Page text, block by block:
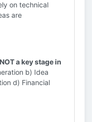
on technical
are
a key stage in
b) Idea
d) Financial